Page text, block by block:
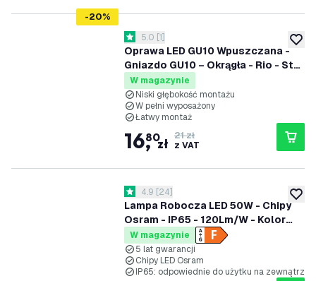
-20%
Oprawa LED GU10 Wpuszczana -
Gniazdo GU10 – Okrągła - Rio - Stal
nierdzewna - 85mm
otwórz panel recenzji
5 Gwiazdki oceny
5.0 [1]
W magazynie
Niski głębokość montażu
W pełni wyposażony
Łatwy montaż
16,
80zł 21 zł
z VAT
dodaj
Lampa Robocza LED 50W - Chipy
Osram - IP65 - 120Lm/W - Kolor
zimna biel - 5 lat gwarancji
otwórz panel recenzji
4.9 Gwiazdki oceny
4.9 [24]
W magazynie
5 lat gwarancji
Chipy LED Osram
IP65: odpowiednie do użytku na zewnątrz